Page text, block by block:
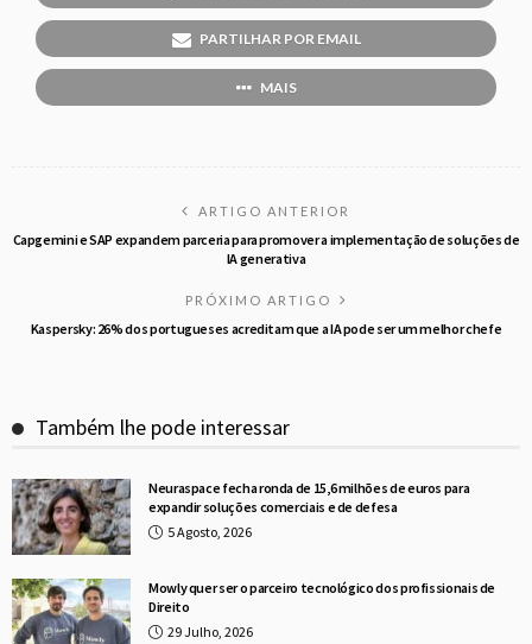
PARTILHAR POR EMAIL
MAIS
ARTIGO ANTERIOR
Capgemini e SAP expandem parceria para promover a implementação de soluções de
IA generativa
PRÓXIMO ARTIGO
Kaspersky: 26% dos portugueses acreditam que a IA pode ser um melhor chefe
Também lhe pode interessar
Neuraspace fecha ronda de 15,6 milhões de euros para
expandir soluções comerciais e de defesa
5 Agosto, 2026
Mowly quer ser o parceiro tecnológico dos profissionais de
Direito
29 Julho, 2026